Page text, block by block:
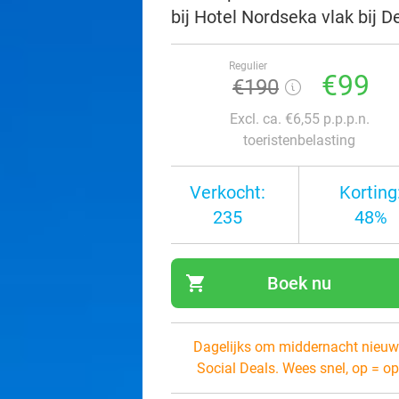
bij Hotel Nordseka vlak bij
Regulier
€190 €99
Excl. ca. €6,55 p.p.p.n.
toeristenbelasting
Verkocht:
235
48%
shopping_cart Boek nu
Dagelijks om middernacht
Social Deals. Wees snel, op =